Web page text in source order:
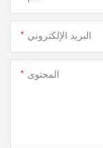
البريد الإلكتروني
المحتوى